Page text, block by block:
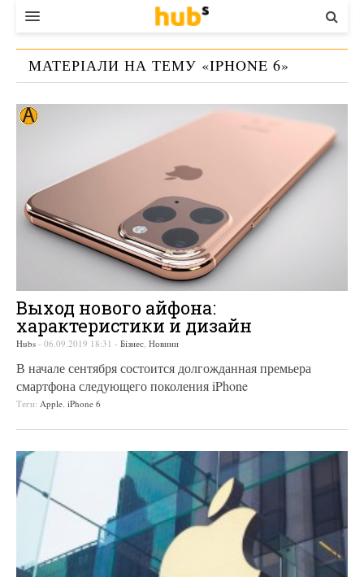
ВЛАДА
ЕКОНОМІКА
КОНТАКТИ
МАТЕРІАЛИ НА ТЕМУ «IPHONE 6»
Выход нового айфона:
характеристики и дизайн
Hubs - 06.09.2019 18:31 - Бізнес Новини
В начале сентября состоится долгожданная премьера
смартфона следующего поколения iPhone
Теги: Apple iPhone 6